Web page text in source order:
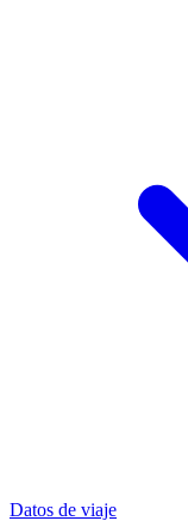
Datos de viaje